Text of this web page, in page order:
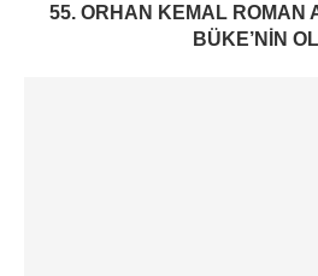
55. ORHAN KEMAL ROMAN
BÜKE’NIN